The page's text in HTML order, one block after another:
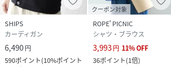
SHIPS
カーディガン
6,490円
590ポイント(10%ポイント
クーポン対象
ROPE' PICNIC
シャツ・ブラウス
3,993円 11%OFF
36ポイント(1倍)